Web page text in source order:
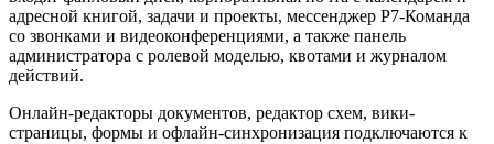
адресной книгой, задачи и проекты, мессенджер Р7-Команда
со звонками и видеоконференциями, а также панель
администратора с ролевой моделью, квотами и журналом
действий.
Онлайн-редакторы документов, редактор схем, вики-
страницы, формы и офлайн-синхронизация подключаются к